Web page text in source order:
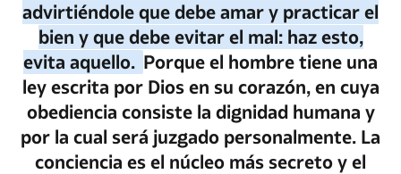
advirtiéndole que debe amar y practicar el
bien y que debe evitar el mal: haz esto,
evita aquello. Porque el hombre tiene una
ley escrita por Dios en su corazón, en cuya
obediencia consiste la dignidad humana y
por la cual será juzgado personalmente. La
conciencia es el núcleo más secreto y el